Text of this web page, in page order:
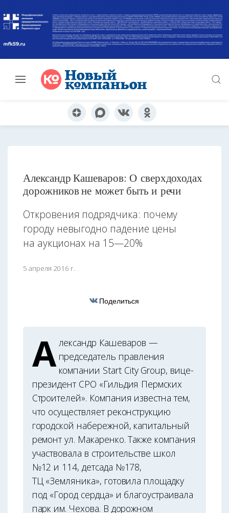
Александр Кашеваров: О сверхдоходах
дорожников не может быть и речи
Откровения подрядчика: почему
городу невыгодно падение цены
на аукционах на 15—20%
5 апреля 2016 г.
Поделиться
А лександр Кашеваров —
председатель правления
компании Start City Group, вице-
президент СРО «Гильдия Пермских
Строителей». Компания известна тем,
что осуществляет реконструкцию
городской набережной, капитальный
ремонт ул. Макаренко. Также компания
участвовала в строительстве школ
№12 и 114, детсада №178,
ТЦ «Земляника», готовила площадку
под «Город сердца» и благоустраивала
парк им. Чехова. В дорожном